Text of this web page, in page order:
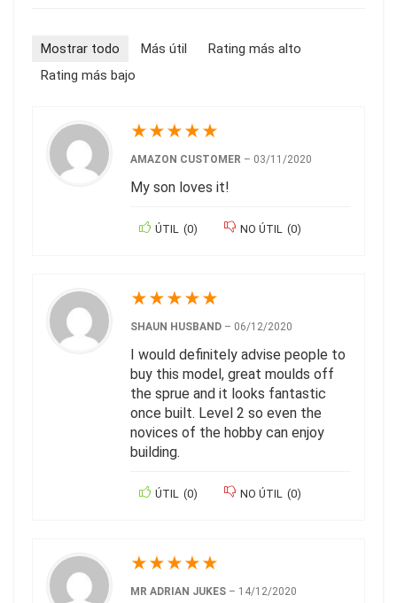
Mostrar todo Más útil
Rating más alto
Rating más bajo
★★★★★
AMAZON CUSTOMER – 03/11/2020
My son loves it!
ÚTIL (0) NO ÚTIL (0)
★★★★★
SHAUN HUSBAND – 06/12/2020
I would definitely advise people to
buy this model, great moulds off
the sprue and it looks fantastic
once built. Level 2 so even the
novices of the hobby can enjoy
building.
ÚTIL (0) NO ÚTIL (0)
★★★★★
MR ADRIAN JUKES – 14/12/2020